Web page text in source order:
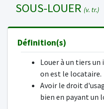
SOUS-LOUER (v. tr.)
Définition(s)
Louer à un tiers
on est le locataire.
Avoir le droit
bien en payant un